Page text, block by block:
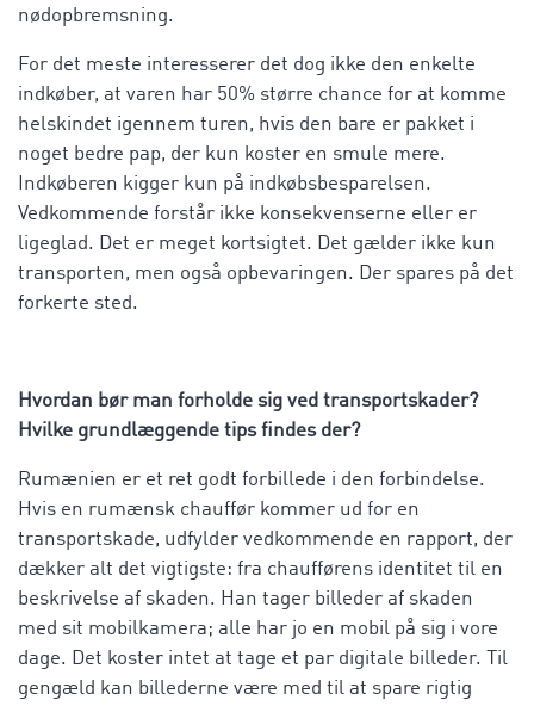
nødopbremsning.
For det meste interesserer det dog ikke den enkelte
indkøber, at varen har 50% større chance for at komme
helskindet igennem turen, hvis den bare er pakket i
noget bedre pap, der kun koster en smule mere.
Indkøberen kigger kun på indkøbsbesparelsen.
Vedkommende forstår ikke konsekvenserne eller er
ligeglad. Det er meget kortsigtet. Det gælder ikke kun
transporten, men også opbevaringen. Der spares på det
forkerte sted.
Hvordan bør man forholde sig ved transportskader?
Hvilke grundlæggende tips findes der?
Rumænien er et ret godt forbillede i den forbindelse.
Hvis en rumænsk chauffør kommer ud for en
transportskade, udfylder vedkommende en rapport, der
dækker alt det vigtigste: fra chaufførens identitet til en
beskrivelse af skaden. Han tager billeder af skaden
med sit mobilkamera; alle har jo en mobil på sig i vore
dage. Det koster intet at tage et par digitale billeder. Til
gengæld kan billederne være med til at spare rigtig